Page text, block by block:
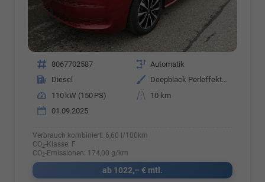
Fahrzeugnr. 8067702587 Getriebe Automatik
Kraftstoff
Diesel Außenfarbe
Deepblack Perleffekt/Fortanarot Metallic
Leistung
110 kW (150 PS) Kilometerstand
10 km
01.09.2025
Verbrauch kombiniert: 6,60 l/100km
CO2-Klasse: F
CO2-Emissionen: 174,00 g/km
ab 1022,– € mtl.